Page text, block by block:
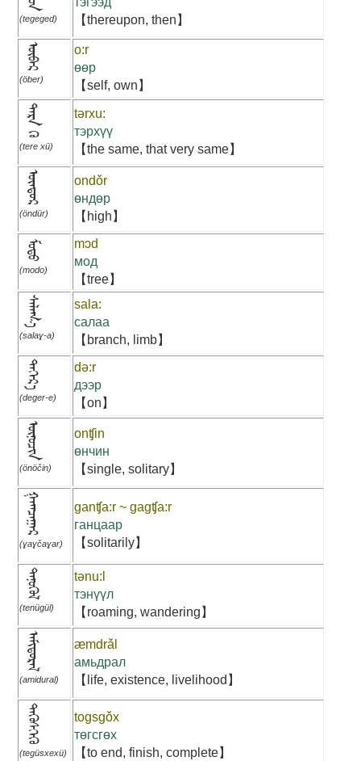
(tegeged)
【thereupon, then】
ᠥᠪᠡᠷ
(öber)
o:r
өөр
【self, own】
ᠲᠡᠷᠡ ᠬᠦ
(tere xü)
tərxu:
тэрхүү
【the same, that very same】
ᠥᠨᠳᠤᠷ
(öndür)
ondǒr
өндөр
【high】
ᠮᠣᠳᠣ
(modo)
mɔd
мод
【tree】
ᠰᠠᠯᠠᠭ᠎ᠠ
(salaɣ-a)
sala:
салаа
【branch, limb】
ᠳᠡᠭᠡᠷ᠎ᠡ
(deger-e)
də:r
дээр
【on】
ᠥᠨᠥᠴᠢᠨ
(önöčin)
onʧin
өнчин
【single, solitary】
ᠭᠠᠭᠴᠠᠭᠠᠷ
(ɣaɣčaɣar)
ganʧa:r ~ gagʧa:r
ганцаар
【solitarily】
ᠲᠡᠨᠦᠭᠦᠯ
(tenügül)
tənu:l
тэнүүл
【roaming, wandering】
ᠠᠮᠢᠳᠤᠷᠠᠯ
(amidural)
æmdrǎl
амьдрал
【life, existence, livelihood】
ᠲᠡᠭᠦᠰᠬᠡᠬᠦ
(tegüsxexü)
togsgǒx
төгсгөх
【to end, finish, complete】